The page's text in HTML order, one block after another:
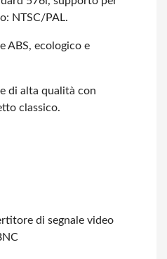
NTSC/PAL.
ABS, ecologico e
di alta qualità con
classico.
di segnale video